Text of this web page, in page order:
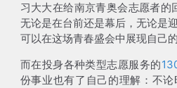
习大大在给南京青奥会志愿者的
无论是在台前还是幕后，无论是
可以在这场青春盛会中展现自己
而在投身各种类型志愿服务的
份事业也有了自己的理解：不